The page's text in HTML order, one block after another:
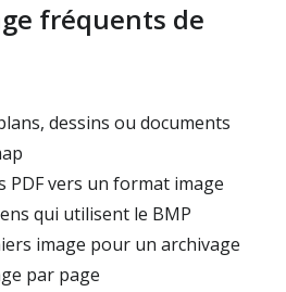
fréquents de
dessins ou documents
PDF vers un format image
qui utilisent le BMP
image pour un archivage
par page